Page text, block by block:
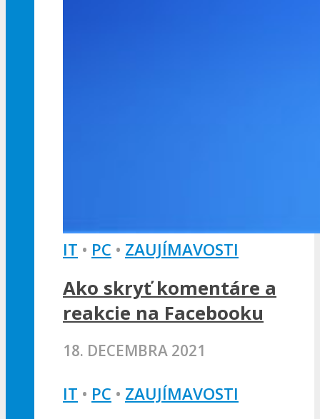
IT • PC • ZAUJÍMAVOSTI
Ako skryť komentáre a
reakcie na Facebooku
18. DECEMBRA 2021
IT • PC • ZAUJÍMAVOSTI